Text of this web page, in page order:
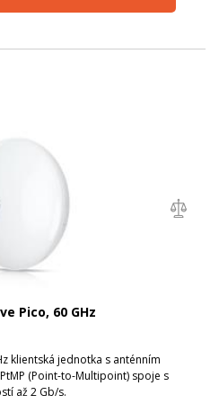
Pico, 60 GHz
klientská jednotka s anténním
(Point-to-Multipoint) spoje s
až 2 Gb/s.